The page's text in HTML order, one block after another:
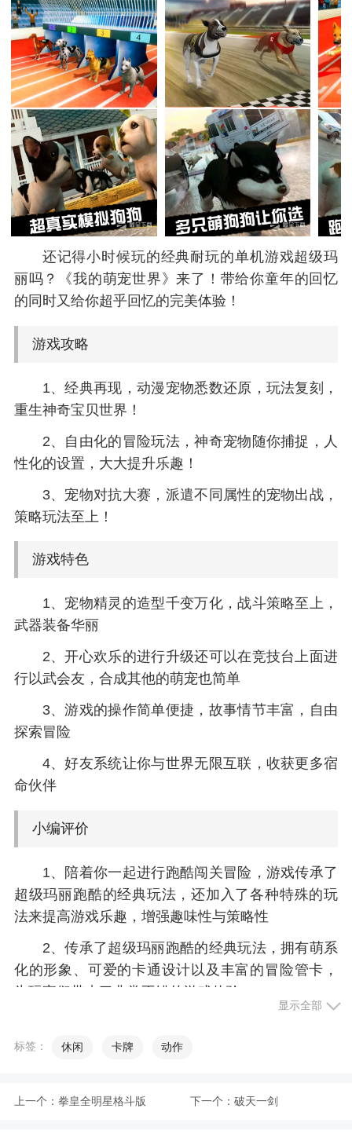
还记得小时候玩的经典耐玩的单机游戏超级玛
丽吗？《我的萌宠世界》来了！带给你童年的回忆
的同时又给你超乎回忆的完美体验！
游戏攻略
1、经典再现，动漫宠物悉数还原，玩法复刻，
重生神奇宝贝世界！
2、自由化的冒险玩法，神奇宠物随你捕捉，人
性化的设置，大大提升乐趣！
3、宠物对抗大赛，派遣不同属性的宠物出战，
策略玩法至上！
游戏特色
1、宠物精灵的造型千变万化，战斗策略至上，
武器装备华丽
2、开心欢乐的进行升级还可以在竞技台上面进
行以武会友，合成其他的萌宠也简单
3、游戏的操作简单便捷，故事情节丰富，自由
探索冒险
4、好友系统让你与世界无限互联，收获更多宿
命伙伴
小编评价
1、陪着你一起进行跑酷闯关冒险，游戏传承了
超级玛丽跑酷的经典玩法，还加入了各种特殊的玩
法来提高游戏乐趣，增强趣味性与策略性
2、传承了超级玛丽跑酷的经典玩法，拥有萌系
化的形象、可爱的卡通设计以及丰富的冒险管卡，
为玩家们带来了非常不错的游戏体验
有丰富的挑战性，各种玩法，乐趣无穷！适合小朋
4、我的萌宠世界，一款带操作感的休闲手游。
显示全部
标签： 休闲 卡牌 动作
上一个： 拳皇全明星格斗版 下一个： 破天一剑